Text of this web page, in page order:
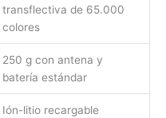
transflectiva de 65.000
colores
250 g con antena y
batería estándar
Ión-litio recargable